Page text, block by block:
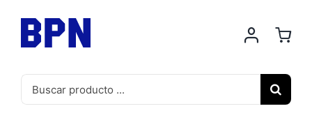
contenido
Buscar: